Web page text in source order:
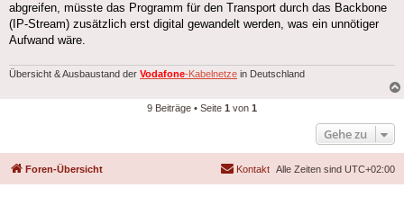
abgreifen, müsste das Programm für den Transport durch das Backbone
(IP-Stream) zusätzlich erst digital gewandelt werden, was ein unnötiger
Aufwand wäre.
Übersicht & Ausbaustand der Vodafone-Kabelnetze in Deutschland
9 Beiträge • Seite 1 von 1
Gehe zu
Foren-Übersicht Alle Zeiten sind UTC+02:00
Kontakt